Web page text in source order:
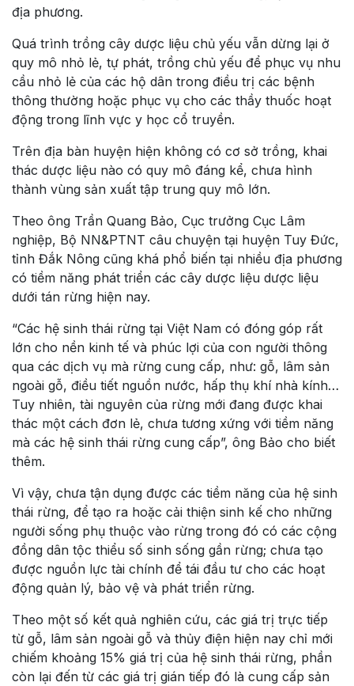
địa phương.
Quá trình trồng cây dược liệu chủ yếu vẫn dừng lại ở
quy mô nhỏ lẻ, tự phát, trồng chủ yếu để phục vụ nhu
cầu nhỏ lẻ của các hộ dân trong điều trị các bệnh
thông thường hoặc phục vụ cho các thầy thuốc hoạt
động trong lĩnh vực y học cổ truyền.
Trên địa bàn huyện hiện không có cơ sở trồng, khai
thác dược liệu nào có quy mô đáng kể, chưa hình
thành vùng sản xuất tập trung quy mô lớn.
Theo ông Trần Quang Bảo, Cục trưởng Cục Lâm
nghiệp, Bộ NN&PTNT câu chuyện tại huyện Tuy Đức,
tỉnh Đắk Nông cũng khá phổ biến tại nhiều địa phương
có tiềm năng phát triển các cây dược liệu dược liệu
dưới tán rừng hiện nay.
“Các hệ sinh thái rừng tại Việt Nam có đóng góp rất
lớn cho nền kinh tế và phúc lợi của con người thông
qua các dịch vụ mà rừng cung cấp, như: gỗ, lâm sản
ngoài gỗ, điều tiết nguồn nước, hấp thụ khí nhà kính…
Tuy nhiên, tài nguyên của rừng mới đang được khai
thác một cách đơn lẻ, chưa tương xứng với tiềm năng
mà các hệ sinh thái rừng cung cấp”, ông Bảo cho biết
thêm.
Vì vậy, chưa tận dụng được các tiềm năng của hệ sinh
thái rừng, để tạo ra hoặc cải thiện sinh kế cho những
người sống phụ thuộc vào rừng trong đó có các cộng
đồng dân tộc thiểu số sinh sống gần rừng; chưa tạo
được nguồn lực tài chính để tái đầu tư cho các hoạt
động quản lý, bảo vệ và phát triển rừng.
Theo một số kết quả nghiên cứu, các giá trị trực tiếp
từ gỗ, lâm sản ngoài gỗ và thủy điện hiện nay chỉ mới
chiếm khoảng 15% giá trị của hệ sinh thái rừng, phần
còn lại đến từ các giá trị gián tiếp đó là cung cấp sản